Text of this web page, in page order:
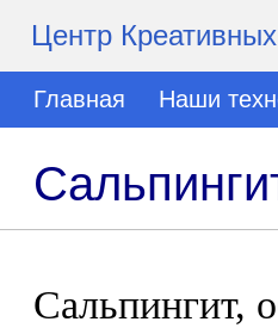
Центр
Главная Наши
Сальпингит,